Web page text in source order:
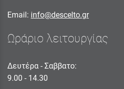
Email: info@descelto.gr
Ωράριο λειτουργίας
Δευτέρα - Σαββατο:
9.00 - 14.30